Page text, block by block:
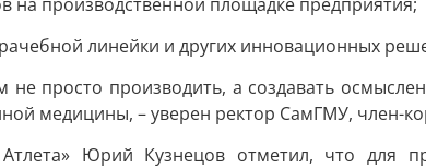
линейки и других инновационных
не просто производить, а создавать
медицины, – уверен ректор СамГМУ, член-
Юрий Кузнецов отметил, что для